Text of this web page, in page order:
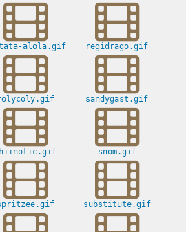
alola.gif regidrago.gif
sandygast.gif
snom.gif
substitute.gif